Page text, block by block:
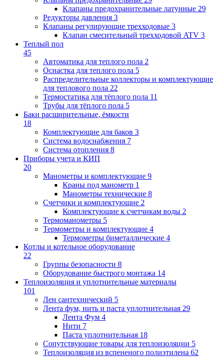
Клапаны предохранительные латунные 29
Редукторы давления 3
Клапаны регулирующие трехходовые 3
Клапан смесительный трехходовой ATV 3
Теплый пол
45
Автоматика для теплого пола 2
Оснастка для теплого пола 5
Распределительные коллекторы и комплектующие
для теплового пола 22
Термостатика для тёплого пола 11
Трубы для тёплого пола 5
Баки расширительные, ёмкости
18
Комплектующие для баков 3
Система водоснабжения 7
Система отопления 8
Приборы учета и КИП
20
Манометры и комплектующие 9
Краны под манометр 1
Манометры технические 8
Счетчики и комплектующие 2
Комплектующие к счетчикам воды 2
Термоманометры 5
Термометры и комплектующие 4
Термометры биметаллические 4
Котлы и котельное оборудование
22
Группы безопасности 8
Оборудование быстрого монтажа 14
Теплоизоляция и уплотнительные материалы
101
Лен сантехнический 5
Лента фум, нить и паста уплотнительная 29
Лента Фум 4
Нити 7
Паста уплотнительная 18
Сопутствующие товары для теплоизоляции 5
Теплоизоляция из вспененого полиэтилена 62